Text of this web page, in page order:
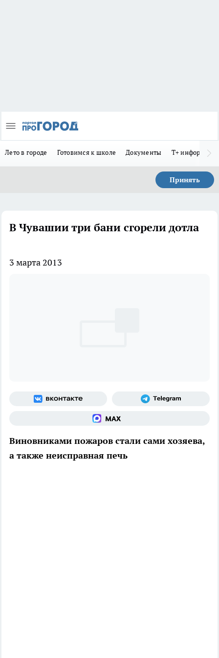
Лето в городе Готовимся к школе Документы Т+
Принять
В Чувашии три бани сгорели дотла
3 марта 2013
Виновниками пожаров стали сами хозяева,
а также неисправная печь